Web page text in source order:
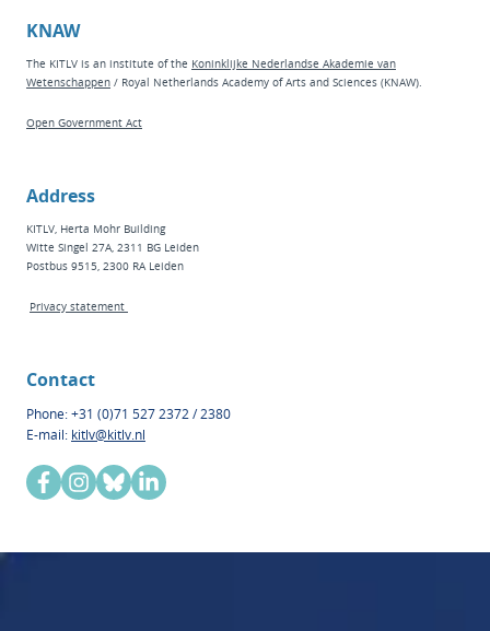
KNAW
The KITLV is an institute of the Koninklijke Nederlandse Akademie van
Wetenschappen / Royal Netherlands Academy of Arts and Sciences (KNAW).
Open Government Act
Address
KITLV, Herta Mohr Building
Witte Singel 27A, 2311 BG Leiden
Postbus 9515, 2300 RA Leiden
Privacy statement
Contact
Phone: +31 (0)71 527 2372 / 2380
E-mail: kitlv@kitlv.nl